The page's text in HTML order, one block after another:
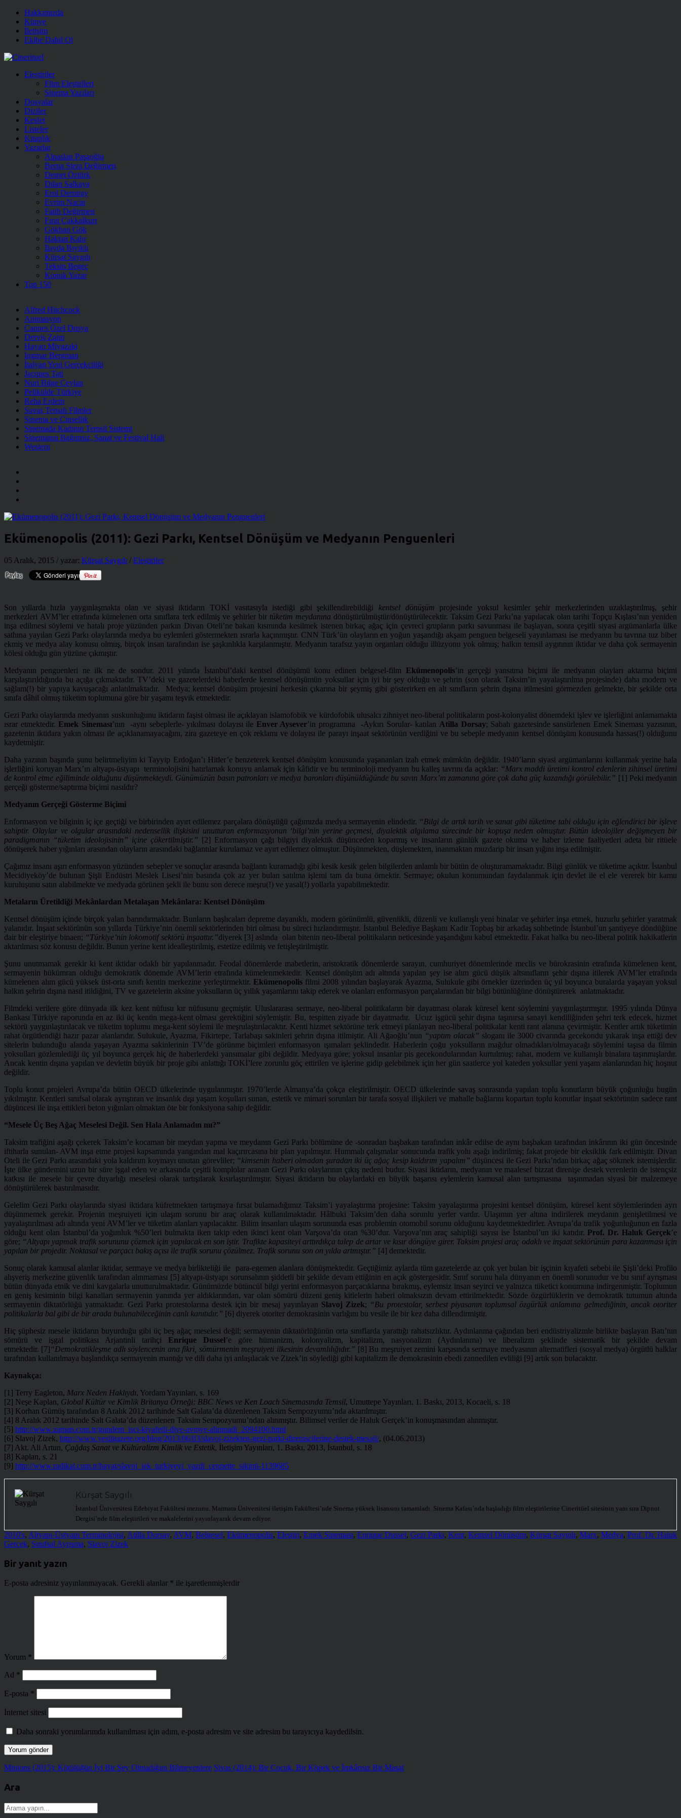
Hakkımızda
Künye
İletişim
Ekibe Dahil Ol
Eleştiriler
Film Eleştirileri
Sinema Yazıları
Dosyalar
Diziler
Keşfet
Listeler
Kitaplık
Yazarlar
Alpaslan Paşaoğlu
Berna Stera Değirmen
Demet Öztürk
Dilan Salkaya
Erol Demiray
Evrim Nacar
Fatih Değirmen
Fırat Çakkalkurt
Gökhan Gök
Haktan Kalır
İlayda Bıyıklı
Kürşat Saygılı
Teksin Begeç
Konuk Yazar
Top 150
Alfred Hitchcock
Animasyon
Cannes Özel Dosya
Derviş Zaim
Hayao Miyazaki
Ingmar Bergman
İtalyan Yeni Gerçekçiliği
Jacques Tati
Nuri Bilge Ceylan
Pelikülde Türkiye
Reha Erdem
Savaş Temalı Filmler
Sinema ve Cinsellik
Sinemada Kadının Temsil Sistemi
Sinemanın Bağımsız, Sanat ve Festival Hali
Western
Ekümenopolis (2011): Gezi Parkı, Kentsel Dönüşüm ve Medyanın Penguenleri
05 Aralık, 2015 / yazar: Kürşat Saygılı / Eleştiriler
Son yıllarda hızla yaygınlaşmakta olan ve siyasi iktidarın TOKİ vasıtasıyla istediği gibi şekillendirebildiği kentsel dönüşüm projesinde yoksul kesimler şehir merkezlerinden uzaklaştırılmış, şehir
merkezleri AVM’ler etrafında kümelenen orta sınıflara terk edilmiş ve şehirler bir tüketim meydanına dönüştürülmüştür/dönüştürülecektir. Taksim Gezi Parkı’na yapılacak olan tarihi Topçu Kışlası’nın yeniden
inşa edilmesi söylemi ve hatalı proje yüzünden parkın Divan Oteli’ne bakan kısmında kesilmek istenen birkaç ağaç için çevreci grupların parkı savunması ile başlayan, sonra çeşitli siyasi argümanlarla ülke
sathına yayılan Gezi Parkı olaylarında medya bu eylemleri göstermekten ısrarla kaçınmıştır. CNN Türk’ün olayların en yoğun yaşandığı akşam penguen belgeseli yayınlaması ise medyanın bu tavrına tuz biber
ekmiş ve medya alay konusu olmuş, birçok insan tarafından ise şaşkınlıkla karşılanmıştır. Medyanın tarafsız yayın organları olduğu illüzyonu yok olmuş; halkın temsil aygıtının iktidar ve daha çok sermayenin
kölesi olduğu gün yüzüne çıkmıştır.
Medyanın penguenleri ne ilk ne de sondur. 2011 yılında İstanbul’daki kentsel dönüşümü konu edinen belgesel-film Ekümenopolis’in gerçeği yansıtma biçimi ile medyanın olayları aktarma biçimi
karşılaştırıldığında bu açığa çıkmaktadır. TV’deki ve gazetelerdeki haberlerde kentsel dönüşümün yoksullar için iyi bir şey olduğu ve şehrin (son olarak Taksim’in yayalaştırılma projesinde) daha modern ve
sağlam(!) bir yapıya kavuşacağı anlatılmaktadır. Medya; kentsel dönüşüm projesini herkesin çıkarına bir şeymiş gibi gösterirken en alt sınıfların şehrin dışına itilmesini görmezden gelmekte, bir şekilde orta
sınıfa dâhil olmuş tüketim toplumuna göre bir yaşamı teşvik etmektedir.
Gezi Parkı olaylarında medyanın suskunluğunu iktidarın faşist olması ile açıklayan islamofobik ve kürdofobik ulusalcı zihniyet neo-liberal politikaların post-kolonyalist dönemdeki işlev ve işlerliğini anlamamakta
ısrar etmektedir. Emek Sineması’nın -aynı sebeplerle- yıkılması dolayısı ile Enver Aysever’in programına -Aykırı Sorular- katılan Atilla Dorsay; Sabah gazetesinde sansürlenen Emek Sineması yazısının,
gazetenin iktidara yakın olması ile açıklanamayacağını, zira gazeteye en çok reklamı ve dolayısı ile parayı inşaat sektörünün verdiğini ve bu sebeple medyanın kentsel dönüşüm konusunda hassas(!) olduğunu
kaydetmiştir.
Daha yazının başında şunu belirtmeliyim ki Tayyip Erdoğan’ı Hitler’e benzeterek kentsel dönüşüm konusunda yaşananları izah etmek mümkün değildir. 1940’ların siyasi argümanlarını kullanmak yerine hala
işlerliğini koruyan Marx’ın altyapı-üstyapı terminolojisini hatırlamak konuyu anlamak için kâfidir ve bu terminoloji medyanın bu kalleş tavrını da açıklar: “Marx maddi üretimi kontrol edenlerin zihinsel üretimi
de kontrol etme eğiliminde olduğunu düşünmekteydi. Günümüzün basın patronları ve medya baronları düşünüldüğünde bu savın Marx’ın zamanına göre çok daha güç kazandığı görülebilir.” [1] Peki medyanın
gerçeği gösterme/saptırma biçimi nasıldır?
Medyanın Gerçeği Gösterme Biçimi
Enformasyon ve bilginin iç içe geçtiği ve birbirinden ayırt edilemez parçalara dönüştüğü çağımızda medya sermayenin elindedir. “Bilgi de artık tarih ve sanat gibi tüketime tabi olduğu için eğlendirici bir işleve
sahiptir. Olaylar ve olgular arasındaki nedensellik ilişkisini unutturan enformasyonun ‘bilgi’nin yerine geçmesi, diyalektik algılama sürecinde bir kopuşa neden olmuştur. Bütün ideolojiler değişmeyen bir
paradigmanın “tüketim ideolojisinin” içine çökertilmiştir.” [2] Enformasyon çağı bilgiyi diyalektik düşünceden koparmış ve insanların günlük gazete okuma ve haber izleme faaliyetleri adeta bir ritüele
dönüşerek haber yığınları arasından olayların arasındaki bağlantılar kurulamaz ve ayırt edilemez olmuştur. Düşünmekten, düşlemekten, inanmaktan muzdarip bir insan yığını inşa edilmiştir.
Çağımız insanı aşırı enformasyon yüzünden sebepler ve sonuçlar arasında bağlantı kuramadığı gibi kesik kesik gelen bilgilerden anlamlı bir bütün de oluşturamamaktadır. Bilgi günlük ve tüketime açıktır. İstanbul
Mecidiyeköy’de bulunan Şişli Endüstri Meslek Lisesi’nin basında çok az yer bulan satılma işlemi tam da buna örnektir. Sermaye; okulun konumundan faydalanmak için devlet ile el ele vererek bir kamu
kuruluşunu satın alabilmekte ve medyada görünen şekli ile bunu son derece meşru(!) ve yasal(!) yollarla yapabilmektedir.
Metaların Üretildiği Mekânlardan Metalaşan Mekânlara: Kentsel Dönüşüm
Kentsel dönüşüm içinde birçok yalan barındırmaktadır. Bunların başlıcaları depreme dayanıklı, modern görünümlü, güvenlikli, düzenli ve kullanışlı yeni binalar ve şehirler inşa etmek, huzurlu şehirler yaratmak
yalanıdır. İnşaat sektörünün son yıllarda Türkiye’nin önemli sektörlerinden biri olması bu süreci hızlandırmıştır. İstanbul Belediye Başkanı Kadir Topbaş bir arkadaş sohbetinde İstanbul’un şantiyeye döndüğüne
dair bir eleştiriye binaen; “Türkiye’nin lokomotif sektörü inşaattır.”diyerek [3] aslında olan bitenin neo-liberal politikaların neticesinde yaşandığını kabul etmektedir. Fakat halka bu neo-liberal politik hakikatlerin
aktarılması söz konusu değildir. Bunun yerine kent idealleştirilmiş, estetize edilmiş ve fetişleştirilmiştir.
Şunu unutmamak gerekir ki kent iktidar odaklı bir yapılanmadır. Feodal dönemlerde mabetlerin, aristokratik dönemlerde sarayın, cumhuriyet dönemlerinde meclis ve bürokrasinin etrafında kümelenen kent,
sermayenin hükümran olduğu demokratik dönemde AVM’lerin etrafında kümelenmektedir. Kentsel dönüşüm adı altında yapılan şey ise alım gücü düşük altsınıfların şehir dışına itilerek AVM’ler etrafında
kümelenen alım gücü yüksek üst-orta sınıfı kentin merkezine yerleştirmektir. Ekümenopolisfilmi 2008 yılından başlayarak Ayazma, Sulukule gibi örnekler üzerinden üç yıl boyunca buralarda yaşayan yoksul
halkın şehrin dışına nasıl itildiğini, TV ve gazetelerin aksine yoksulların üç yıllık yaşamlarını takip ederek ve olanları enformasyon parçalarından bir bilgi bütünlüğüne dönüştürerek anlatmaktadır.
Filmdeki verilere göre dünyada ilk kez kent nüfusu kır nüfusunu geçmiştir. Uluslararası sermaye, neo-liberal politikaların bir dayatması olarak küresel kent söylemini yaygınlaştırmıştır. 1995 yılında Dünya
Bankası Türkiye raporunda en az iki üç kentin mega-kent olması gerektiğini söylemiştir. Bu, tespitten ziyade bir dayatmadır. Ucuz işgücü şehir dışına taşınırsa sanayi kendiliğinden şehri terk edecek, hizmet
sektörü yaygınlaştırılacak ve tüketim toplumu mega-kent söylemi ile meşrulaştırılacaktır. Kenti hizmet sektörüne terk etmeyi planlayan neo-liberal politikalar kenti rant alanına çevirmiştir. Kentler artık tüketimin
rahat örgütlendiği hazır pazar alanlarıdır. Sulukule, Ayazma, Fikirtepe, Tarlabaşı sakinleri şehrin dışına itilmiştir. Ali Ağaoğlu’nun “yaptım olacak” sloganı ile 3000 civarında gecekondu yıkarak inşa ettiği dev
sitelerin bulunduğu alanda yaşayan Ayazma sakinlerinin TV’de görünme biçimleri enformasyon ışımaları şeklindedir. Haberlerin çoğu yoksulların mağdur olmadıkları/olmayacağı söylemini taşısa da filmin
yoksulları gözlemlediği üç yıl boyunca gerçek hiç de haberlerdeki yansımalar gibi değildir. Medyaya göre; yoksul insanlar pis gecekondularından kurtulmuş; rahat, modern ve kullanışlı binalara taşınmışlardır.
Ancak kentin dışına yapılan ve devletin büyük bir proje gibi anlattığı TOKİ’lere zorunlu göç ettirilen ve işlerine gidip gelebilmek için her gün saatlerce yol kateden yoksullar yeni yaşam alanlarından hiç hoşnut
değildir.
Toplu konut projeleri Avrupa’da bütün OECD ülkelerinde uygulanmıştır. 1970’lerde Almanya’da çokça eleştirilmiştir. OECD ülkelerinde savaş sonrasında yapılan toplu konutların büyük çoğunluğu bugün
yıkılmıştır. Kentleri sınıfsal olarak ayrıştıran ve insanlık dışı yaşam koşulları sunan, estetik ve mimari sorunları bir tarafa sosyal ilişkileri ve mahalle bağlarını kopartan toplu konutlar inşaat sektörünün sadece rant
düşüncesi ile inşa ettikleri beton yığınları olmaktan öte bir fonksiyona sahip değildir.
“Mesele Üç Beş Ağaç Meselesi Değil. Sen Hala Anlamadın mı?”
Taksim trafiğini aşağı çekerek Taksim’e kocaman bir meydan yapma ve meydanın Gezi Parkı bölümüne de -sonradan başbakan tarafından inkâr edilse de aynı başbakan tarafından inkârının iki gün öncesinde
iftiharla sunulan- AVM inşa etme projesi kapsamında yangından mal kaçırırcasına bir plan yapılmıştır. Hummalı çalışmalar sonucunda trafik yolu aşağı indirilmiş; fakat projede bir eksiklik fark edilmiştir. Divan
Oteli ile Gezi Parkı arasındaki yola kaldırım koymayı unutan görevliler; “kimsenin haberi olmadan şuradan iki üç ağaç kesip kaldırım yapalım” düşüncesi ile Gezi Parkı’ndan birkaç ağaç sökmek istemişlerdir.
İşte ülke gündemini uzun bir süre işgal eden ve arkasında çeşitli komplolar aranan Gezi Parkı olaylarının çıkış nedeni budur. Siyasi iktidarın, medyanın ve maalesef bizzat direnişe destek verenlerin de istençsiz
katkısı ile mesele bir çevre duyarlığı meselesi olarak tartışılarak kısırlaştırılmıştır. Siyasi iktidarın bu olaylardaki en büyük başarısı eylemlerin kamusal alan tartışmasına taşınmadan siyasi bir malzemeye
dönüştürülerek bastırılmasıdır.
Gelelim Gezi Parkı olaylarında siyasi iktidara küfretmekten tartışmaya fırsat bulamadığımız Taksim’i yayalaştırma projesine: Taksim yayalaştırma projesini kentsel dönüşüm, küresel kent söylemlerinden ayrı
düşünmemek gerekir. Projenin meşruiyeti için ulaşım sorunu bir araç olarak kullanılmaktadır. Hâlbuki Taksim’den daha sorunlu yerler vardır. Ulaşımın yer altına indirilerek meydanın genişletilmesi ve
yayalaştırılması adı altında yeni AVM’ler ve tüketim alanları yapılacaktır. Bilim insanları ulaşım sorununda esas problemin otomobil sorunu olduğunu kaydetmektedirler. Avrupa’da trafik yoğunluğunun en fazla
olduğu kent olan İstanbul’da yoğunluk %50’leri bulmakta iken takip eden ikinci kent olan Varşova’da oran %30’dur. Varşova’nın araç sahipliği sayısı ise İstanbul’un iki katıdır. Prof. Dr. Haluk Gerçek’e
göre; “Altyapı yapmak trafik sorununu çözmek için yapılacak en son iştir. Trafikte kapasiteyi arttırdıkça talep de artar ve kısır döngüye girer. Taksim projesi araç odaklı ve inşaat sektörünün para kazanması için
yapılan bir projedir. Noktasal ve parçacı bakış açısı ile trafik sorunu çözülmez. Trafik sorunu son on yılda artmıştır.” [4] demektedir.
Sonuç olarak kamusal alanlar iktidar, sermaye ve medya birlikteliği ile para-egemen alanlara dönüşmektedir. Geçtiğimiz aylarda tüm gazetelerde az çok yer bulan bir işçinin kıyafeti sebebi ile Şişli’deki Profilo
alışveriş merkezine güvenlik tarafından alınmaması [5] altyapı-üstyapı sorunsalının şiddetli bir şekilde devam ettiğinin en açık göstergesidir. Sınıf sorunu hala dünyanın en önemli sorunudur ve bu sınıf ayrışması
bütün dünyada etnik ve dini kavgalarla unutturulmaktadır. Günümüzde bütüncül bilgi yerini enformasyon parçacıklarına bırakmış, eylemsiz insan seyirci ve yalnızca tüketici konumuna indirgenmiştir. Toplumun
en geniş kesiminin bilgi kanalları sermayenin yanında yer aldıklarından, var olan sömürü düzeni geniş kitlelerin haberi olmaksızın devam ettirilmektedir. Sözde özgürlüklerin ve demokratik tutumun altında
sermayenin diktatörlüğü yatmaktadır. Gezi Parkı protestolarına destek için bir mesaj yayınlayan Slavoj Zizek; “Bu protestolar, serbest piyasanın toplumsal özgürlük anlamına gelmediğinin, ancak otoriter
politikalarla bal gibi de bir arada bulunabileceğinin canlı kanıtıdır.” [6] diyerek otoriter demokrasinin varlığını bu vesile ile bir kez daha dillendirmiştir.
Hiç şüphesiz mesele iktidarın buyurduğu gibi üç beş ağaç meselesi değil; sermayenin diktatörlüğünün orta sınıflarda yarattığı rahatsızlıktır. Aydınlanma çağından beri endüstriyalizmle birlikte başlayan Batı’nın
sömürü ve işgal politikası Arjantinli tarihçi Enrique Dussel’e göre hümanizm, kolonyalizm, kapitalizm, nasyonalizm (Aydınlanma) ve liberalizm şeklinde sistematik bir şekilde devam
etmektedir. [7]“Demokratikleşme adlı söylencenin ana fikri, sömürmenin meşruiyeti ilkesinin devamlılığıdır.” [8] Bu meşruiyet zemini karşısında sermaye medyasının alternatifleri (sosyal medya) örgütlü halklar
tarafından kullanılmaya başlandıkça sermayenin mantığı ve dili daha iyi anlaşılacak ve Zizek’in söylediği gibi kapitalizm ile demokrasinin ebedi zannedilen evliliği [9] artık son bulacaktır.
Kaynakça:
[1] Terry Eagleton, Marx Neden Haklıydı, Yordam Yayınları, s. 169
[2] Neşe Kaplan, Global Kültür ve Kimlik Britanya Örneği: BBC News ve Ken Loach Sinemasında Temsil, Umuttepe Yayınları, 1. Baskı, 2013, Kocaeli, s. 18
[3] Korhan Gümüş tarafından 8 Aralık 2012 tarihinde Salt Galata’da düzenlenen Taksim Sempozyumu’nda aktarılmıştır.
[4] 8 Aralık 2012 tarihinde Salt Galata’da düzenlenen Taksim Sempozyumu’ndan alınmıştır. Bilimsel veriler de Haluk Gerçek’in konuşmasından alınmıştır.
[5] http://www.zaman.com.tr/gundem_isci-kiyafetli-diye-avmye-alinmadi_2094100.html
[6] Slavoj Zizek, http://www.yesilgazete.org/blog/2013/06/03/slavoj-zizekten-gezi-parki-direniscilerine-destek-mesaji/, (04.06.2013)
[7] Akt. Ali Artun, Çağdaş Sanat ve Kültüralizm Kimlik ve Estetik, İletişim Yayınları, 1. Baskı, 2013, İstanbul, s. 18
[8] Kaplan, s. 21
[9] http://www.radikal.com.tr/hayat/slavoj_iek_turkiyeyi_yazdi_cennette_sikinti-1139685
Kürşat Saygılı
İstanbul Üniversitesi Edebiyat Fakültesi mezunu. Marmara Üniversitesi iletişim Fakültesi’nde Sinema yüksek lisansını tamamladı. Sinema Kafası’nda başladığı film eleştirilerine Cineritüel sitesinin yanı sıra Dipnot
Dergisi’nde film eleştirileri ve makalelerini yayınlayarak devam ediyor.
2010's, Altyapı-Üstyapı Terminolojisi, Atilla Dorsay, AVM, Belgesel, Ekümenopolis, Eleştiri, Emek Sineması, Enrique Dussel, Gezi Parkı, Kent, Kentsel Dönüşüm, Kürşat Saygılı, Marx, Medya, Prof. Dr. Haluk
Gerçek, Sınıfsal Ayrışma, Slavoj Zizek
Bir yanıt yazın
E-posta adresiniz yayınlanmayacak. Gerekli alanlar * ile işaretlenmişlerdir
Yorum *
Ad *
E-posta *
İnternet sitesi
Daha sonraki yorumlarımda kullanılması için adım, e-posta adresim ve site adresim bu tarayıcıya kaydedilsin.
Minions (2015): Kötülüğün İyi Bir Şey Olmadığını Bilmeyenlere Sivas (2014): Bir Çocuk, Bir Köpek ve İmkânsız Bir Masal
Ara